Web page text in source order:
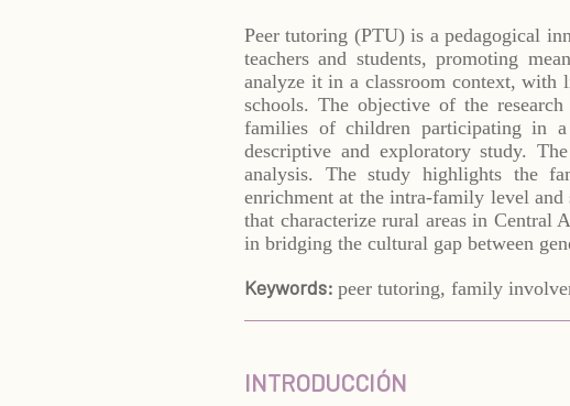
Peer tutoring (PTU) is a pedagogical
teachers and students, promoting
analyze it in a classroom context,
schools. The objective of the
families of children participating in
descriptive and exploratory study.
analysis. The study highlights the
enrichment at the intra-family level and
that characterize rural areas in Central
in bridging the cultural gap between
Keywords: peer tutoring, family
INTRODUCCIÓN